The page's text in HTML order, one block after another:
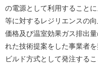
の電源として利用すること
等に対するレジリエンスの
価格及び温室効果ガス排出
れた技術提案をした事業者
ビルド方式として発注する